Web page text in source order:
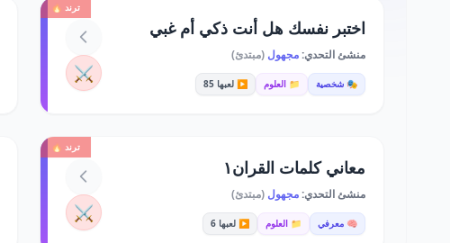
ترند 🔥
اختبر نفسك هل أنت ذكي أم غبي
منشئ التحدي:مجهول (مبتدئ)
🎭 شخصية 📁 العلوم ▶️ لعبها 85 ⚔️
ترند 🔥
معاني كلمات القران١
منشئ التحدي:مجهول (مبتدئ)
🧠 معرفي 📁 العلوم ▶️ لعبها 6 ⚔️